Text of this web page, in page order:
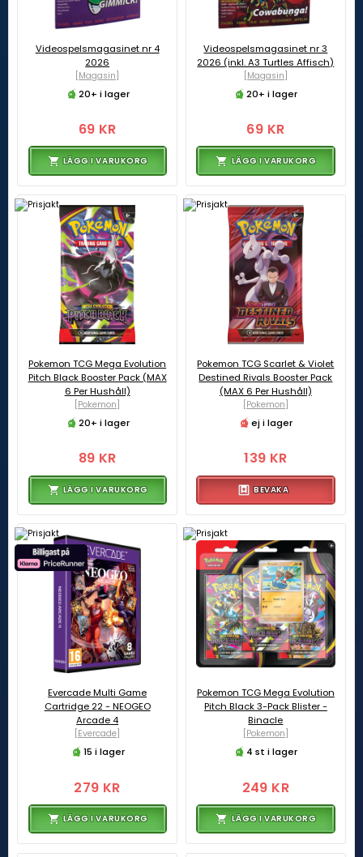
Videospelsmagasinet nr 4
2026
[Magasin]
20+ i lager
69 KR
LÄGG I VARUKORG
Videospelsmagasinet nr 3
2026 (inkl. A3 Turtles Affisch)
[Magasin]
20+ i lager
69 KR
LÄGG I VARUKORG
Pokemon TCG Mega Evolution
Pitch Black Booster Pack (MAX
6 Per Hushåll)
[Pokemon]
20+ i lager
89 KR
LÄGG I VARUKORG
Pokemon TCG Scarlet & Violet
Destined Rivals Booster Pack
(MAX 6 Per Hushåll)
[Pokemon]
ej i lager
139 KR
BEVAKA
Evercade Multi Game
Cartridge 22 - NEOGEO
Arcade 4
[Evercade]
15 i lager
279 KR
LÄGG I VARUKORG
Pokemon TCG Mega Evolution
Pitch Black 3-Pack Blister -
Binacle
[Pokemon]
4 st i lager
249 KR
LÄGG I VARUKORG